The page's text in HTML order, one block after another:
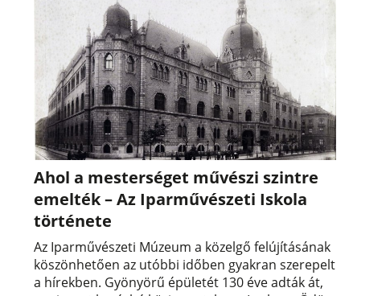
Ahol a mesterséget művészi szintre
emelték – Az Iparművészeti Iskola
története
Az Iparművészeti Múzeum a közelgő felújításának
köszönhetően az utóbbi időben gyakran szerepelt
a hírekben. Gyönyörű épületét 130 éve adták át,